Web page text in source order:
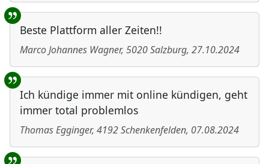
Beste Plattform aller Zeiten!!
Marco Johannes Wagner, 5020Salzburg, 27.10.2024
Ich kündige immer mit online kündigen, geht
immer total problemlos
Thomas Egginger, 4192Schenkenfelden, 07.08.2024